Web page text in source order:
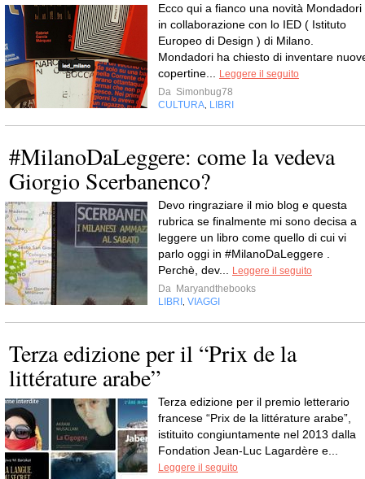
Ecco qui a fianco una novità Mondadori
in collaborazione con lo IED ( Istituto
Europeo di Design ) di Milano.
Mondadori ha chiesto di inventare
copertine...
Leggere il seguito
Da Simonbug78
CULTURA LIBRI
#MilanoDaLeggere: come la vedeva
Giorgio Scerbanenco?
Devo ringraziare il mio blog e questa
rubrica se finalmente mi sono decisa a
leggere un libro come quello di cui vi
parlo oggi in #MilanoDaLeggere .
Perchè, dev...
Leggere il seguito
Da Maryandthebooks
LIBRI
VIAGGI
Terza edizione per il “Prix de la
littérature arabe”
Terza edizione per il premio letterario
francese “Prix de la littérature arabe”,
istituito congiuntamente nel 2013 dalla
Fondation Jean-Luc Lagardère e...
Leggere il seguito